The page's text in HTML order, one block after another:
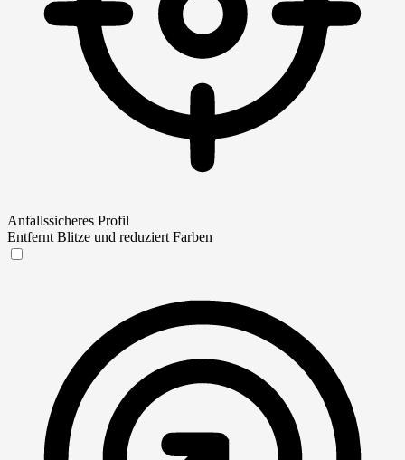
Anfallssicheres Profil
Entfernt Blitze und reduziert Farben